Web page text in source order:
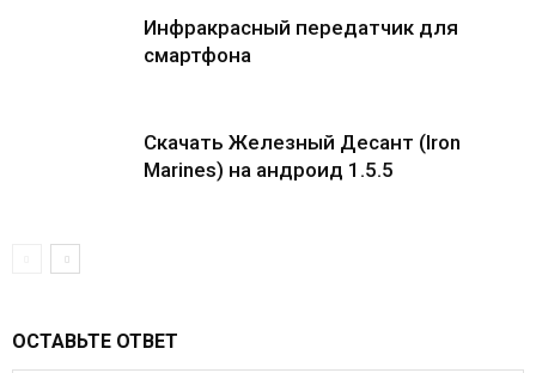
Инфракрасный передатчик для
смартфона
Скачать Железный Десант (Iron
Marines) на андроид 1.5.5
ОСТАВЬТЕ ОТВЕТ